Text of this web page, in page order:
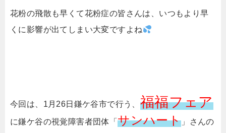
花粉の飛散も早くて花粉症の皆さんは、いつもより早
くに影響が出てしまい大変ですよね
今回は、1月26日鎌ケ谷市で行う、 福福フェア
に鎌ケ谷の視覚障害者団体「サンハート 」さんの